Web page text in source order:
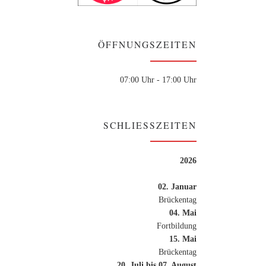
ÖFFNUNGSZEITEN
07:00 Uhr - 17:00 Uhr
SCHLIESSZEITEN
2026
02. Januar
Brückentag
04. Mai
Fortbildung
15. Mai
Brückentag